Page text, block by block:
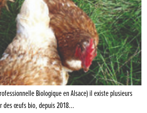
Biologique en Alsace) il existe plusieurs
des œufs bio, depuis 2018…